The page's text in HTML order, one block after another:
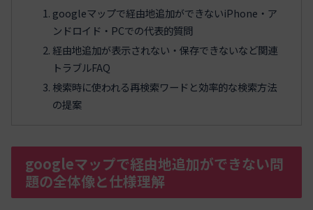
googleマップで経由地追加ができないiPhone・ア
ンドロイド・PCでの代表的質問
経由地追加が表示されない・保存できないなど関連
トラブルFAQ
検索時に使われる再検索ワードと効率的な検索方法
の提案
googleマップで経由地追加ができない問
題の全体像と仕様理解